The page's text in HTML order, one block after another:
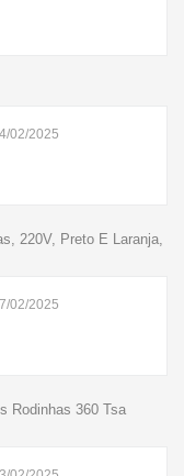
02/2025
220V, Preto E Laranja,
02/2025
Rodinhas 360 Tsa